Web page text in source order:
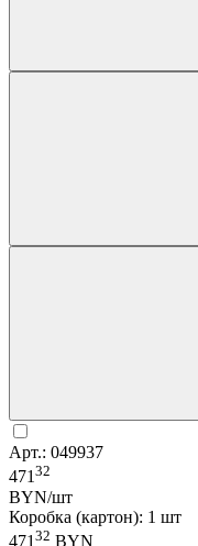
Арт.: 049937
47132
BYN/шт
Коробка (картон): 1 шт
471 32 BYN